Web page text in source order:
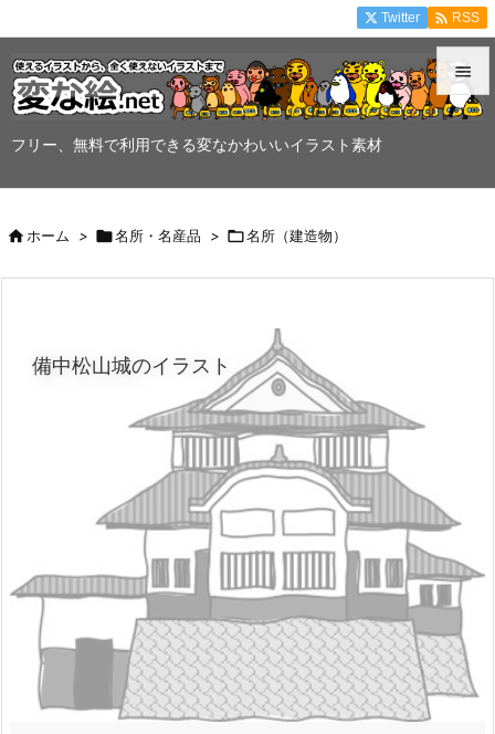
フリー、無料で利用できる変なかわいいイラスト素材


Twitter  RSS
ホーム > 名所・名産品 > 名所（建造物）
備中松山城のイラスト